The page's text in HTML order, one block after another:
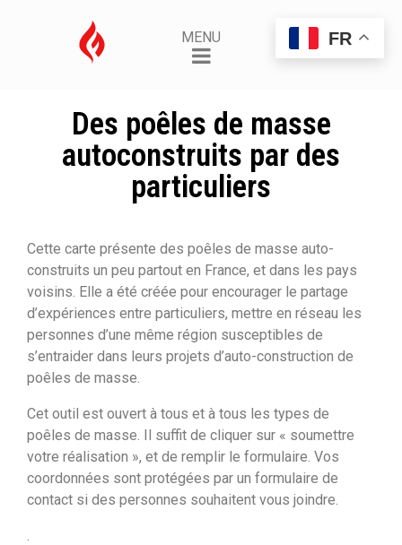
MENU
Des poêles de masse
autoconstruits par des
particuliers
Cette carte présente des poêles de masse auto-
construits un peu partout en France, et dans les pays
voisins. Elle a été créée pour encourager le partage
d’expériences entre particuliers, mettre en réseau les
personnes d’une même région susceptibles de
s’entraider dans leurs projets d’auto-construction de
poêles de masse.
Cet outil est ouvert à tous et à tous les types de
poêles de masse. Il suffit de cliquer sur « soumettre
votre réalisation », et de remplir le formulaire. Vos
coordonnées sont protégées par un formulaire de
contact si des personnes souhaitent vous joindre.
.
FR